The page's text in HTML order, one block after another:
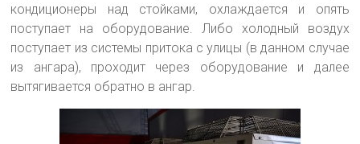
кондиционеры над стойками, охлаждается и опять
поступает на оборудование. Либо холодный воздух
поступает из системы притока с улицы (в данном случае
из ангара), проходит через оборудование и далее
вытягивается обратно в ангар.